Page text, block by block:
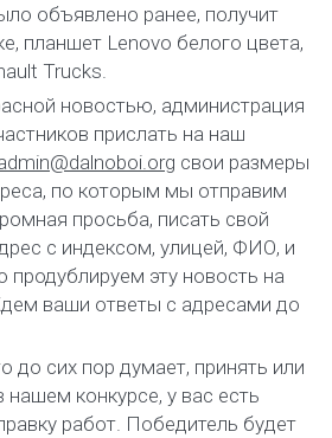
объявлено ранее, получит
планшет Lenovo белого цвета,
Trucks.
новостью, администрация
прислать на наш
свои размеры
по которым мы отправим
просьба, писать свой
с индексом, улицей, ФИО, и
эту новость на
ваши ответы с адресами до
до сих пор думает, принять или
нашем конкурсе, у вас есть
работ. Победитель будет